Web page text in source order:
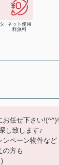
ネット使用
料無料
お任せ下さい!(^^)!
し致します♪
ンペーン物件など
の方も